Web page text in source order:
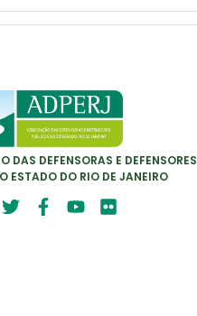
DAS DEFENSORAS E DEFENSORES
ESTADO DO RIO DE JANEIRO